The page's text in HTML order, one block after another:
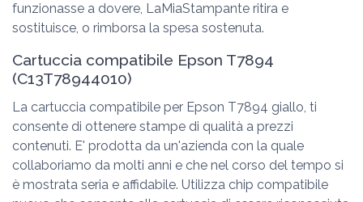
funzionasse a dovere, LaMiaStampante ritira e
sostituisce, o rimborsa la spesa sostenuta.
Cartuccia compatibile Epson T7894
(C13T78944010)
La cartuccia compatibile per Epson T7894 giallo, ti
consente di ottenere stampe di qualità a prezzi
contenuti. E' prodotta da un'azienda con la quale
collaboriamo da molti anni e che nel corso del tempo si
è mostrata seria e affidabile. Utilizza chip compatibile